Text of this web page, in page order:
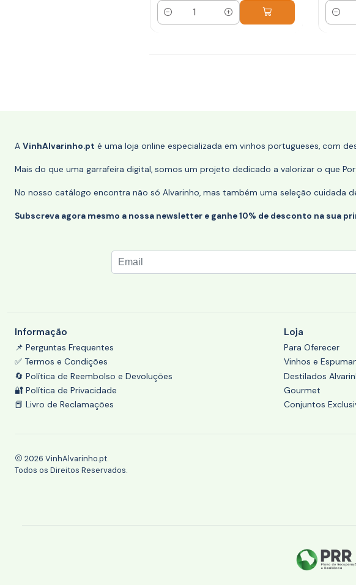
Quantidade
A VinhAlvarinho.pt é uma loja online especializada em vinhos portugueses, com
Mais do que uma garrafeira digital, somos um projeto dedicado a valorizar o que
No nosso catálogo encontra não só Alvarinho, mas também uma seleção cuidada
Subscreva agora mesmo a nossa newsletter e ganhe 10% de desconto na sua
Informação
📌 Perguntas Frequentes
✅ Termos e Condições
🔄 Política de Reembolso e Devoluções
🔐 Política de Privacidade
📕 Livro de Reclamações
Loja
Para Oferecer
Vinhos e
Destilados
Gourmet
Conjuntos
2026 VinhAlvarinho.pt.
Todos os Direitos Reservados.